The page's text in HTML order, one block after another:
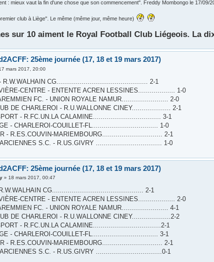
: mieux vaut la fin d'une chose que son commencement". Freddy Mombongo le 17/09/
club à Liège". Le même (même jour, même heure)
sur 10 aiment le Royal Football Club Liégeois. La
25ème journée (17, 18 et 19 mars 2017)
mars 2017, 20:00
R.W.WALHAIN CG............................................... 2-1
CENTRE - ENTENTE ACREN LESSINES................... 1-0
FC. - UNION ROYALE NAMUR........................ 2-0
DE CHARLEROI - R.U.WALLONNE CINEY.................... 2-1
- R.FC.UN.LA CALAMINE................................... 3-1
- CHARLEROI-COUILLET-FL.................................. 1-0
- R.ES.COUVIN-MARIEMBOURG............................... 2-1
S.C. - R.US.GIVRY .................................. 1-0
25ème journée (17, 18 et 19 mars 2017)
»18 mars 2017, 00:47
CG............................................... 2-1
CENTRE - ENTENTE ACREN LESSINES................... 2-0
FC. - UNION ROYALE NAMUR........................ 4-1
DE CHARLEROI - R.U.WALLONNE CINEY....................2-2
- R.FC.UN.LA CALAMINE...................................2-1
- CHARLEROI-COUILLET-FL.................................. 3-1
- R.ES.COUVIN-MARIEMBOURG............................... 2-1
S.C. - R.US.GIVRY ..................................0-1